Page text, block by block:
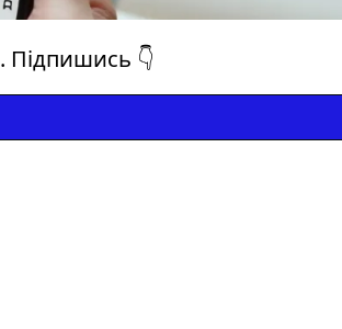
Підпишись 👇